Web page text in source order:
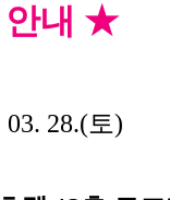
내 ★
03. 28.(토)